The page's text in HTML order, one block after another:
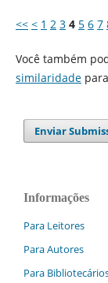
<< < 1 2 3 4 5 6 7
Você também
similaridade
Enviar
Informações
Para Leitores
Para Autores
Para